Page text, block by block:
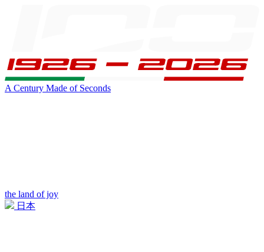
A Century Made of Seconds
the land of joy
日本